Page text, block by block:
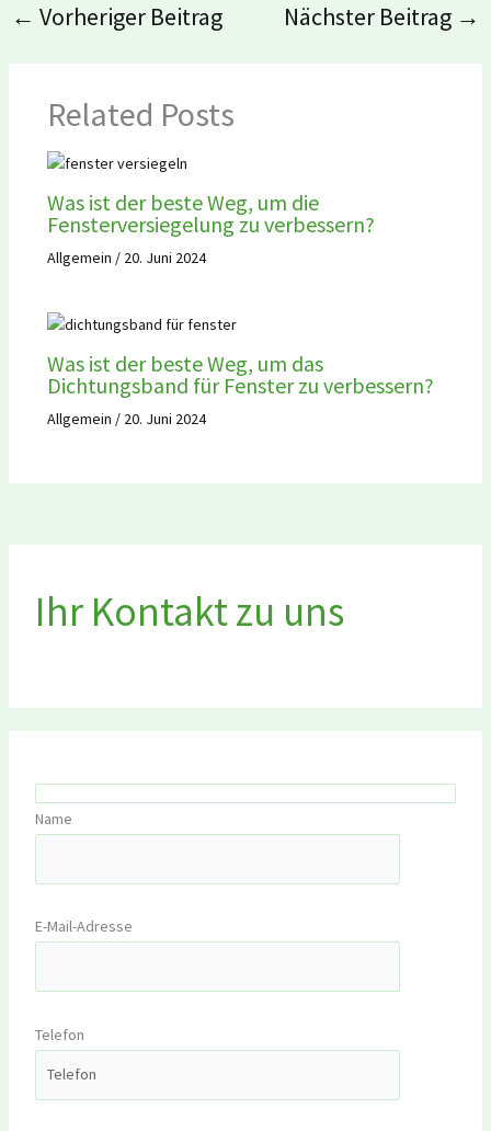
← Vorheriger Beitrag Nächster Beitrag →
Related Posts
Was ist der beste Weg, um die
Fensterversiegelung zu verbessern?
Allgemein / 20. Juni 2024
Was ist der beste Weg, um das
Dichtungsband für Fenster zu verbessern?
Allgemein / 20. Juni 2024
Ihr Kontakt zu uns
Name
E-Mail-Adresse
Telefon